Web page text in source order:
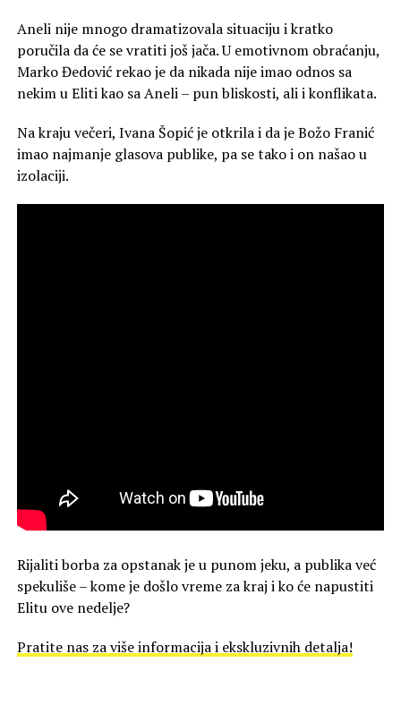
Aneli nije mnogo dramatizovala situaciju i kratko
poručila da će se vratiti još jača. U emotivnom obraćanju,
Marko Đedović rekao je da nikada nije imao odnos sa
nekim u Eliti kao sa Aneli – pun bliskosti, ali i konflikata.
Na kraju večeri, Ivana Šopić je otkrila i da je Božo Franić
imao najmanje glasova publike, pa se tako i on našao u
izolaciji.
Rijaliti borba za opstanak je u punom jeku, a publika već
spekuliše – kome je došlo vreme za kraj i ko će napustiti
Elitu ove nedelje?
Pratite nas za više informacija i ekskluzivnih detalja!